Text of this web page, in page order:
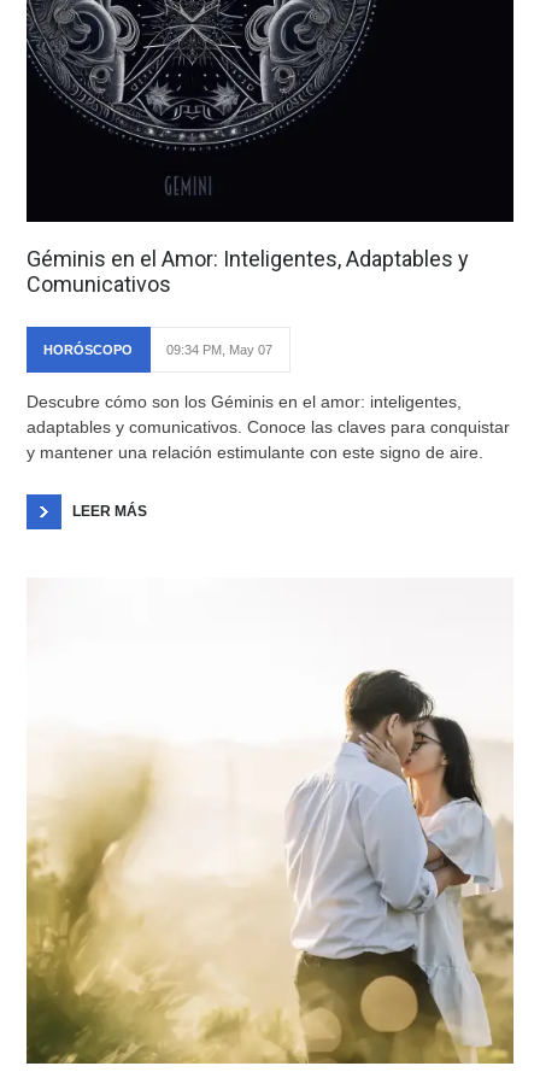
Géminis en el Amor: Inteligentes, Adaptables y
Comunicativos
HORÓSCOPO 09:34 PM, May 07
Descubre cómo son los Géminis en el amor: inteligentes,
adaptables y comunicativos. Conoce las claves para conquistar
y mantener una relación estimulante con este signo de aire.
LEER MÁS